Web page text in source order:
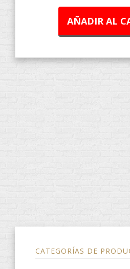
AÑADIR AL
CATEGORÍAS DE